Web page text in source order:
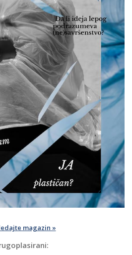
magazin »